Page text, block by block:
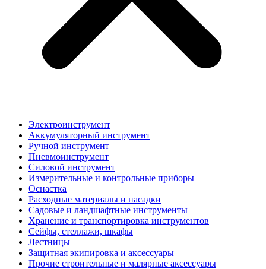
Электроинструмент
Аккумуляторный инструмент
Ручной инструмент
Пневмоинструмент
Силовой инструмент
Измерительные и контрольные приборы
Оснастка
Расходные материалы и насадки
Садовые и ландшафтные инструменты
Хранение и транспортировка инструментов
Сейфы, стеллажи, шкафы
Лестницы
Защитная экипировка и аксессуары
Прочие строительные и малярные аксессуары